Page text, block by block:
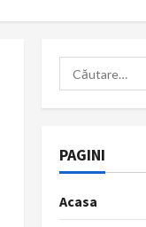
Caută
după:
PAGINI
Acasa